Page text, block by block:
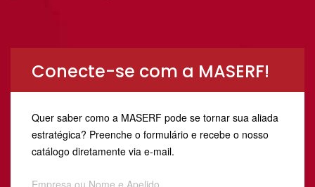
Conecte-se com a MASERF!
Quer saber como a MASERF pode se tornar sua aliada
estratégica? Preenche o formulário e recebe o nosso
catálogo diretamente via e-mail.